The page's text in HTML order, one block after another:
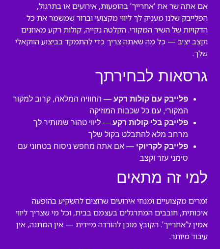
אם אתה שר את ‘אחרייך’ בהופעות, אירועים או בתרגול,
הפלייבק שלנו מעניק לך ליווי מקצועי וברור שמשמר את כל
הדקויות של השיר המקורי. הקלטה נקייה, קולות רקע מאוזנים
וקצב יציב — כל מה שאתה צריך כדי להתמקד בביצוע הווקאלי
שלך.
גרסאות לבחירתך
פלייבק עם קולות רקע — החוויה המלאה, קרוב למקור
המקורי, עם כל שכבות המוזיקה
פלייבק בלי קולות רקע — ליווי טהור שמותיר לך
מרחב מלא להתבלט בקול שלך
פלייבק לקריוקי — אם אתה מחפש ניסוח בטחוני עם
סימני עזר וקצב
למי זה מתאים
זמרים מקצועיים ומנחי אירועים שרוצים להשקיע בהופעה
איכותית, חובבים המתרגלים בעצמם בבית, וכל מי שצריך ליווי
אמין ל’אחרייך’. הקובץ מוכן להורדה מיידית — אין המתנה, אין
עיבוד מיותר.